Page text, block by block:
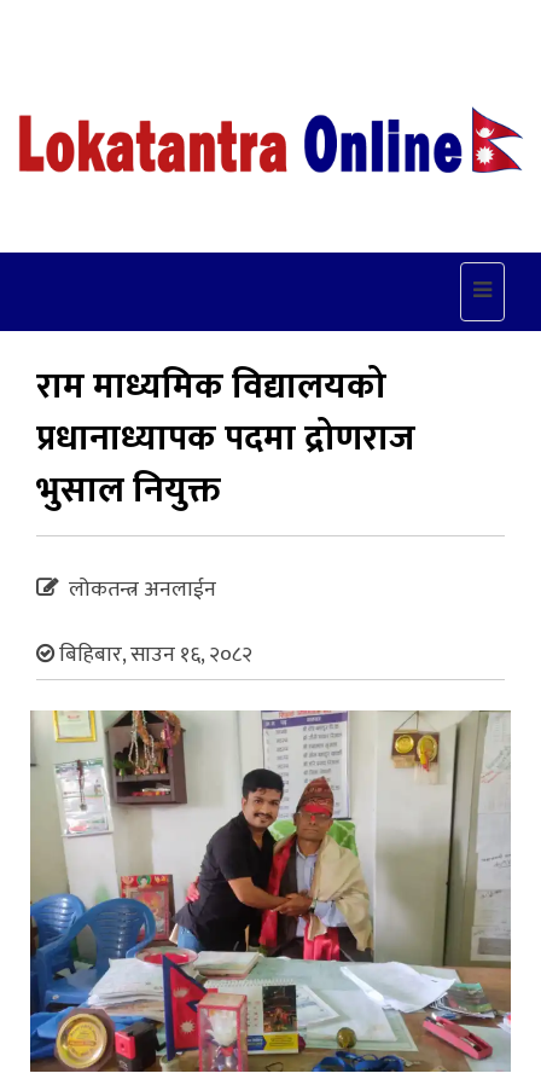
Toggle
राम माध्यमिक विद्यालयको
प्रधानाध्यापक पदमा द्रोणराज
भुसाल नियुक्त
लोकतन्त्र अनलाईन
बिहिबार, साउन १६, २०८२